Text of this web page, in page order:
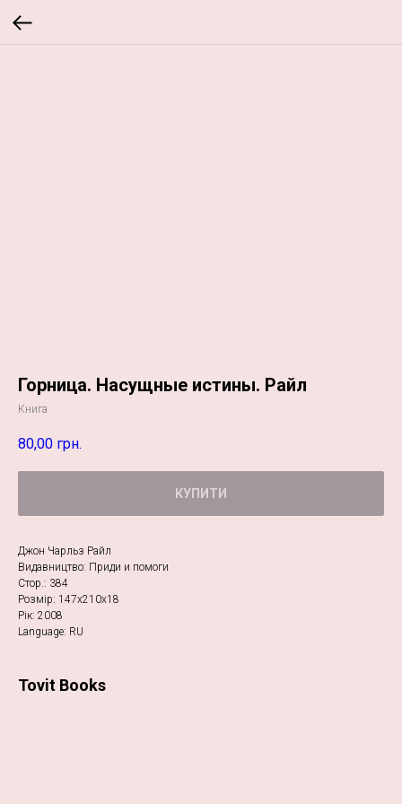
Горница. Насущные истины. Райл
Книга
80,00 грн.
КУПИТИ
Джон Чарльз Райл
Видавництво: Приди и помоги
Стор.: 384
Розмір: 147х210х18
Рік: 2008
Language: RU
Tovit Books